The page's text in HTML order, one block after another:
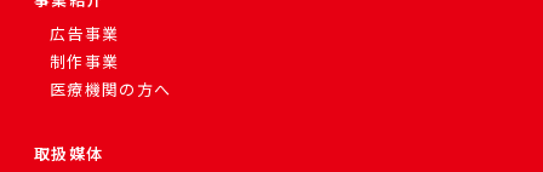
広告事業
制作事業
医療機関の方へ
取扱媒体